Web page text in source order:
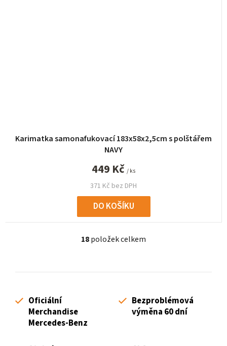
Karimatka samonafukovací 183x58x2,5cm s polštářem
NAVY
371 Kč bez DPH
449 Kč / ks
DO KOŠÍKU
O
l
18položek celkem
Oficiální
Merchandise
Mercedes-Benz
Bezproblémová
výměna 60 dní